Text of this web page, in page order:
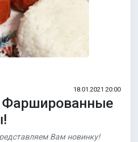
18.01.2021 20:00
Фаршированные
Вам новинку!